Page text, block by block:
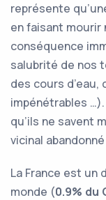
représente
en faisant
conséquence
salubrité de nos
des cours d’eau,
impénétrables
qu’ils ne savent
vicinal
La France est un
monde (0.9% du